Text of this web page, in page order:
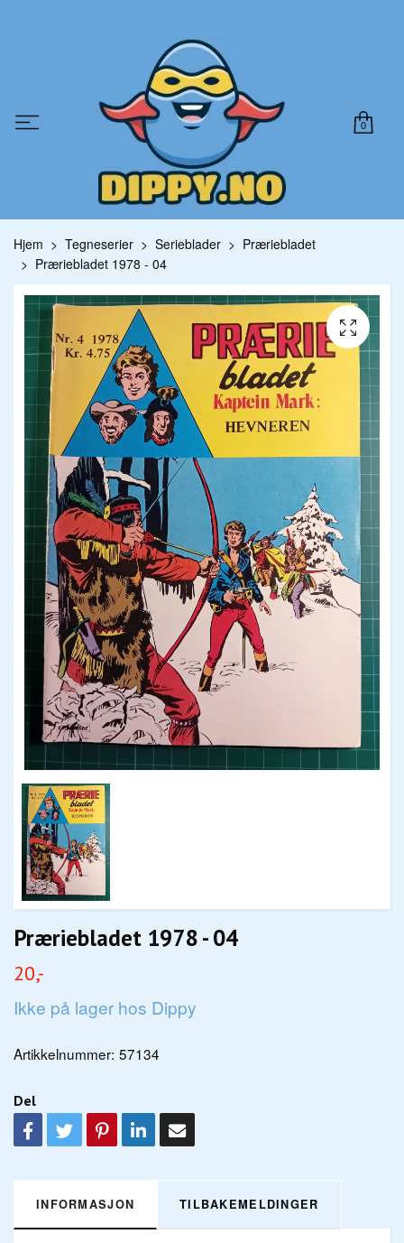
0
Hjem Tegneserier Serieblader
Præriebladet
Præriebladet 1978 - 04
Præriebladet 1978 - 04
20,-
Ikke på lager hos Dippy
Artikkelnummer: 57134
Del
INFORMASJON TILBAKEMELDINGER